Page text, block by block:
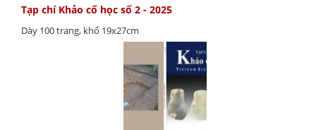
Tạp chí Khảo cổ học số 2 - 2025
Dày 100 trang, khổ 19x27cm